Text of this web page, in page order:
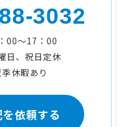
3032
00～17：00
日、祝日定休
休暇あり
依頼する